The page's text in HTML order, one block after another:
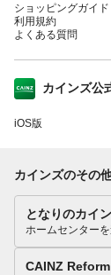
ショッピングガイド
利用規約
よくある質問
カインズ公
iOS版
カインズのその
となりのカイ
ホームセンター
CAINZ Reform